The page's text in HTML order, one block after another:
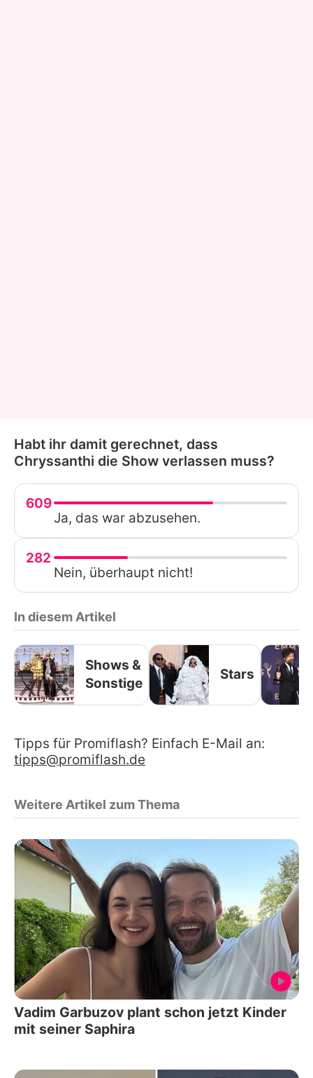
Habt ihr damit gerechnet, dass
Chryssanthi die Show verlassen muss?
609
Ja, das war abzusehen.
282
Nein, überhaupt nicht!
In diesem Artikel
Shows &
Sonstige
Stars
Tipps für Promiflash? Einfach E-Mail an:
tipps@promiflash.de
Weitere Artikel zum Thema
Vadim Garbuzov plant schon jetzt Kinder
mit seiner Saphira